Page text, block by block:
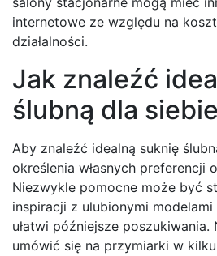
internetowe ze względu na
działalności.
Jak znaleźć
ślubną dla
Aby znaleźć idealną suknię
określenia własnych preferencji
Niezwykle pomocne może być
inspiracji z ulubionymi
ułatwi późniejsze
umówić się na przymiarki w